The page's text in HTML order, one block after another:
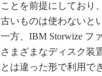
とを前提にしており
いものは使わないと
方、IBM Storwize フ
まざまなディスク装
は違った形で利用で